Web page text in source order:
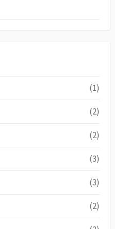
(1)
(2)
(2)
(3)
(3)
(2)